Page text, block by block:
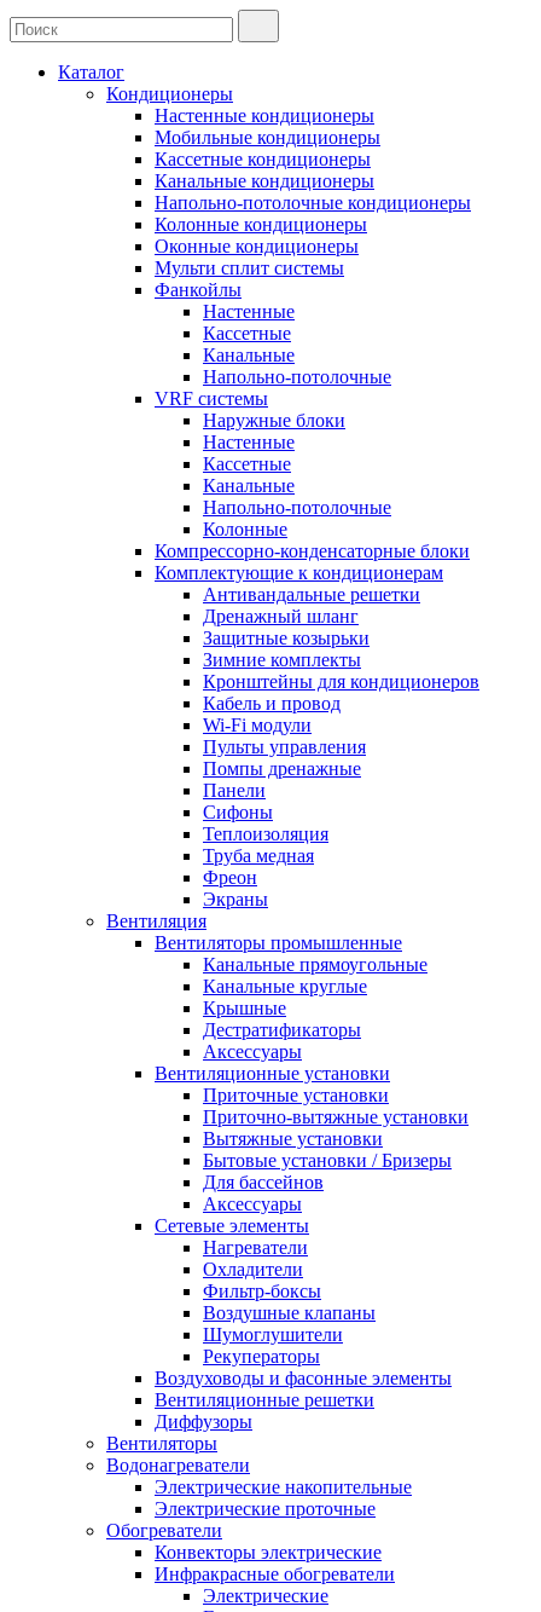
Каталог
Кондиционеры
Настенные кондиционеры
Мобильные кондиционеры
Кассетные кондиционеры
Канальные кондиционеры
Напольно-потолочные кондиционеры
Колонные кондиционеры
Оконные кондиционеры
Мульти сплит системы
Фанкойлы
Настенные
Кассетные
Канальные
Напольно-потолочные
VRF системы
Наружные блоки
Настенные
Кассетные
Канальные
Напольно-потолочные
Колонные
Компрессорно-конденсаторные блоки
Комплектующие к кондиционерам
Антивандальные решетки
Дренажный шланг
Защитные козырьки
Зимние комплекты
Кронштейны для кондиционеров
Кабель и провод
Wi-Fi модули
Пульты управления
Помпы дренажные
Панели
Сифоны
Теплоизоляция
Труба медная
Фреон
Экраны
Вентиляция
Вентиляторы промышленные
Канальные прямоугольные
Канальные круглые
Крышные
Дестратификаторы
Аксессуары
Вентиляционные установки
Приточные установки
Приточно-вытяжные установки
Вытяжные установки
Бытовые установки / Бризеры
Для бассейнов
Аксессуары
Сетевые элементы
Нагреватели
Охладители
Фильтр-боксы
Воздушные клапаны
Шумоглушители
Рекуператоры
Воздуховоды и фасонные элементы
Вентиляционные решетки
Диффузоры
Вентиляторы
Водонагреватели
Электрические накопительные
Электрические проточные
Обогреватели
Конвекторы электрические
Инфракрасные обогреватели
Электрические